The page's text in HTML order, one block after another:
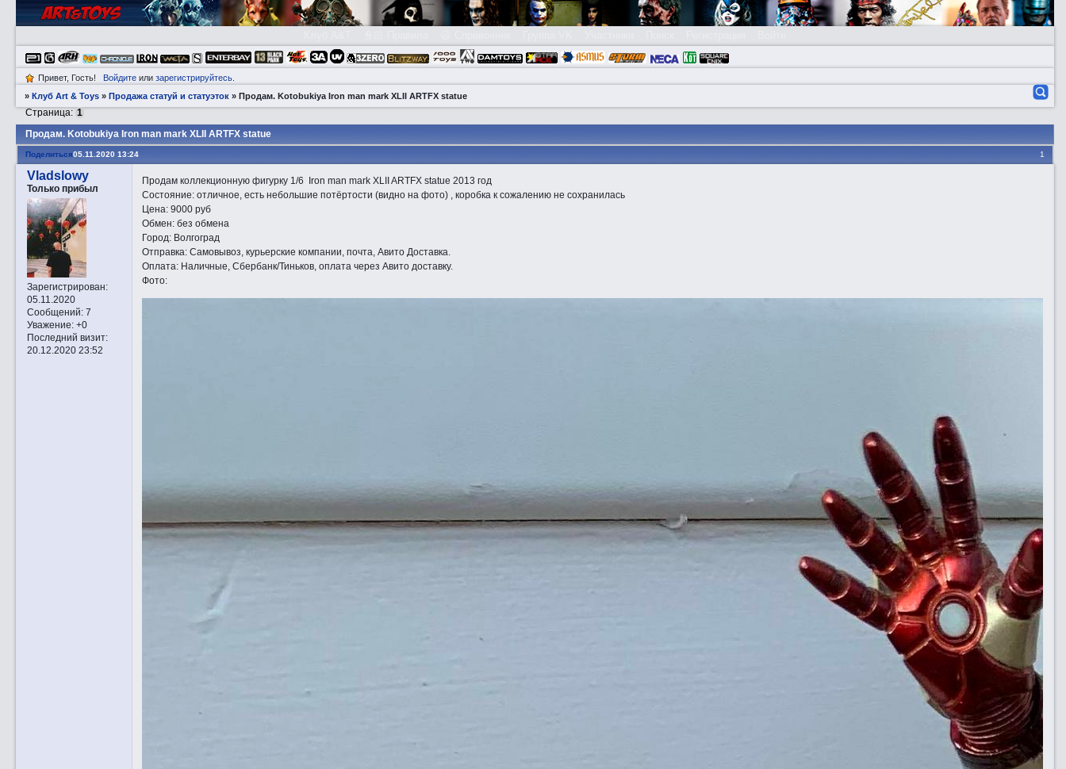
Привет, Гость! Войдитеили зарегистрируйтесь.
»Клуб Art & Toys »Продажа статуй и статуэток »Прoдам. Kotobukiya Iron man mark XLII ARTFX statue
Прoдам. Kotobukiya Iron man mark XLII ARTFX statue
Страница: 1
Поделиться 1
05.11.2020 13:24
Vladslowy
Только прибыл
Зарегистрирован:
05.11.2020
Сообщений:7
Уважение: +0
Последний визит:
20.12.2020 23:52
Продам коллекционную фигурку 1/6 Iron man mark XLII ARTFX statue 2013 год
Состояние: отличное, есть небольшие потёртости (видно на фото) , коробка к сожалению не сохранилась
Цена: 9000 руб
Обмен: без обмена
Город: Волгоград
Отправка: Самовывоз, курьерские компании, почта, Авито Доставка.
Оплата: Наличные, Сбербанк/Тиньков, оплата через Авито доставку.
Фото: